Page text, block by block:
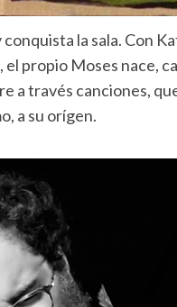
la sala. Con
propio Moses nace,
a través canciones,
a su orígen.